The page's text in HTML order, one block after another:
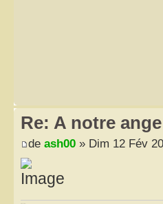
Re: A notre
de ash00 » Dim 12 Fév